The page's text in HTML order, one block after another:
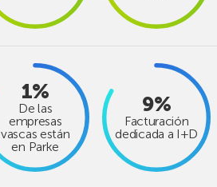
1%
De las
empresas
vascas están
en Parke
9%
Facturación
dedicada a I+D